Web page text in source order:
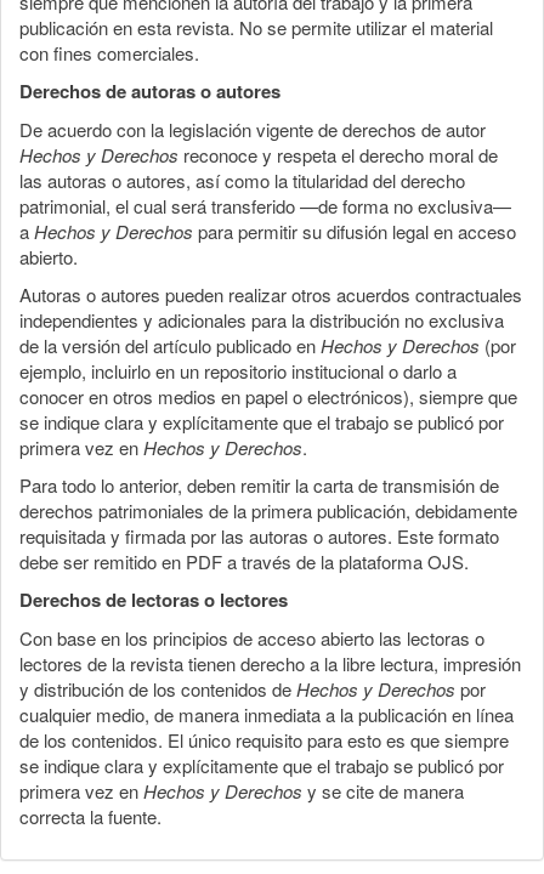
publicación en esta revista. No se permite utilizar el material
con fines comerciales.
Derechos de autoras o autores
De acuerdo con la legislación vigente de derechos de autor
Hechos y Derechos reconoce y respeta el derecho moral de
las autoras o autores, así como la titularidad del derecho
patrimonial, el cual será transferido —de forma no exclusiva—
aHechos y Derechos para permitir su difusión legal en acceso
abierto.
Autoras o autores pueden realizar otros acuerdos contractuales
independientes y adicionales para la distribución no exclusiva
de la versión del artículo publicado enHechos y Derechos (por
ejemplo, incluirlo en un repositorio institucional o darlo a
conocer en otros medios en papel o electrónicos), siempre que
se indique clara y explícitamente que el trabajo se publicó por
primera vez enHechos y Derechos.
Para todo lo anterior, deben remitir la carta de transmisión de
derechos patrimoniales de la primera publicación, debidamente
requisitada y firmada por las autoras o autores. Este formato
debe ser remitido en PDF a través de la plataforma OJS.
Derechos de lectoras o lectores
Con base en los principios de acceso abierto las lectoras o
lectores de la revista tienen derecho a la libre lectura, impresión
y distribución de los contenidos deHechos y Derechos por
cualquier medio, de manera inmediata a la publicación en línea
de los contenidos. El único requisito para esto es que siempre
se indique clara y explícitamente que el trabajo se publicó por
primera vez enHechos y Derechos y se cite de manera
correcta la fuente.